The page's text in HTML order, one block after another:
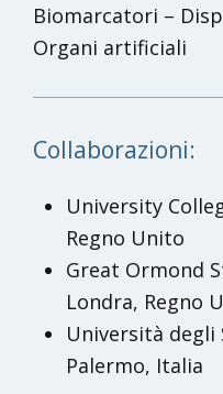
Biomarcatori –
Organi artificiali
Collaborazioni:
University
Regno Unito
Great Ormond
Londra, Regno
Università degli
Palermo, Italia